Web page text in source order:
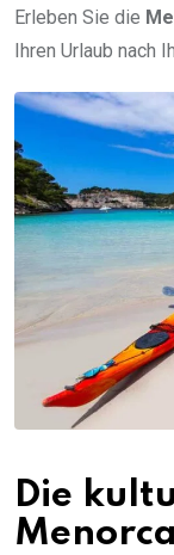
Erleben Sie die
Ihren Urlaub nach
Die